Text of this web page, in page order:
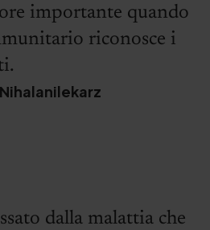
importante quando
riconosce i
dalla malattia che